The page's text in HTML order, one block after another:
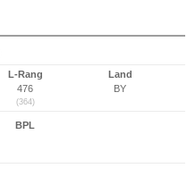
L-Rang
476
(364)
Land
BY
BPL